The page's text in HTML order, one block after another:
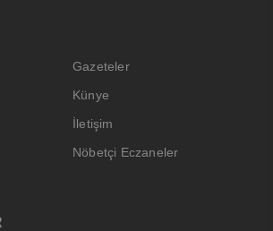
Gazeteler
Künye
İletişim
Nöbetçi Eczaneler